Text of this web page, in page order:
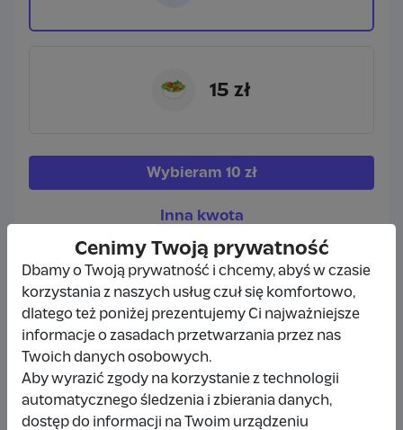
🥗 15 zł
Wybieram 10 zł
Inna kwota
Udostępnij Zgłoś
Cenimy Twoją prywatność
Dbamy o Twoją prywatność i chcemy, abyś w czasie
korzystania z naszych usług czuł się komfortowo,
dlatego też poniżej prezentujemy Ci najważniejsze
informacje o zasadach przetwarzania przez nas
Twoich danych osobowych.
Aby wyrazić zgody na korzystanie z technologii
automatycznego śledzenia i zbierania danych,
dostęp do informacji na Twoim urządzeniu